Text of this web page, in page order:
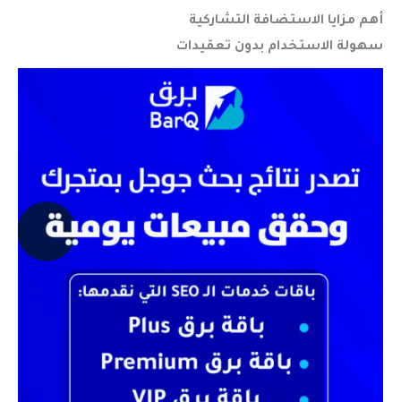
أهم مزايا الاستضافة التشاركية
سهولة الاستخدام بدون تعقيدات